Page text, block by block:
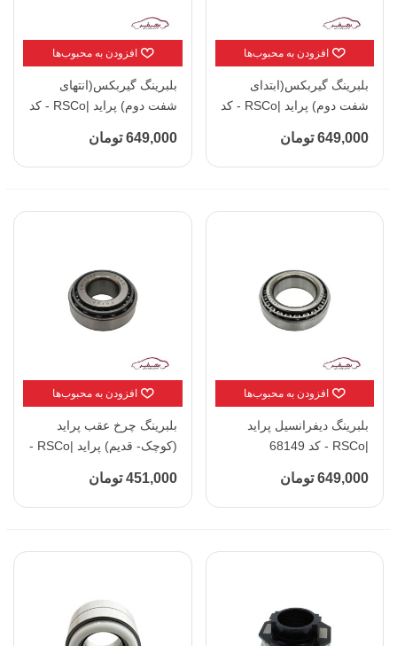
افزودن به محبوب‌ها
بلبرینگ گیربکس(ابتدای
شفت دوم) پراید |RSCo - کد
649,000 تومان
افزودن به محبوب‌ها
بلبرینگ گیربکس(انتهای
شفت دوم) پراید |RSCo - کد
649,000 تومان
افزودن به محبوب‌ها
بلبرینگ دیفرانسیل پراید
|RSCo - کد 68149
649,000 تومان
افزودن به محبوب‌ها
بلبرینگ چرخ عقب پراید
(کوچک- قدیم) پراید |RSCo -
451,000 تومان